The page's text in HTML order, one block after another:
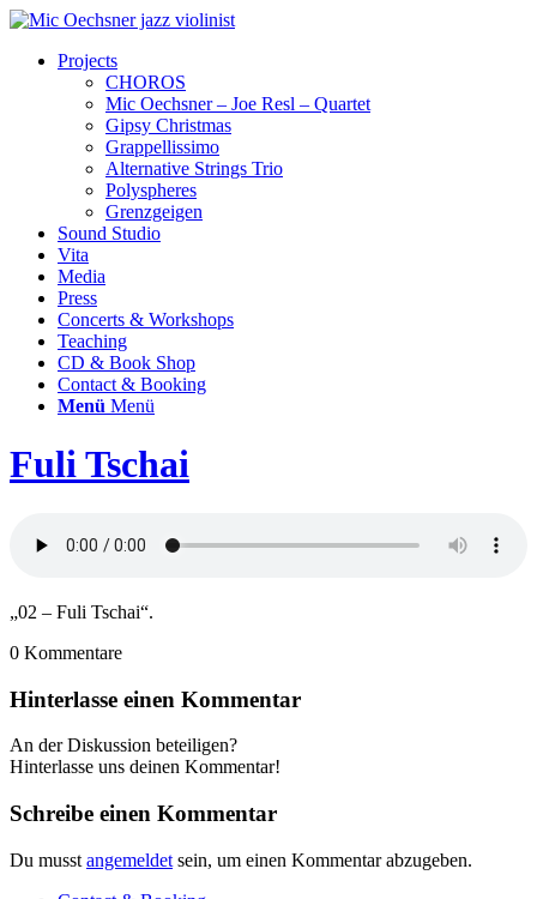
Projects
CHOROS
Mic Oechsner – Joe Resl – Quartet
Gipsy Christmas
Grappellissimo
Alternative Strings Trio
Polyspheres
Grenzgeigen
Sound Studio
Vita
Media
Press
Concerts & Workshops
Teaching
CD & Book Shop
Contact & Booking
Menü Menü
Fuli Tschai
„02 – Fuli Tschai“.
0 Kommentare
Hinterlasse einen Kommentar
An der Diskussion beteiligen?
Hinterlasse uns deinen Kommentar!
Schreibe einen Kommentar
Du musst angemeldet sein, um einen Kommentar abzugeben.